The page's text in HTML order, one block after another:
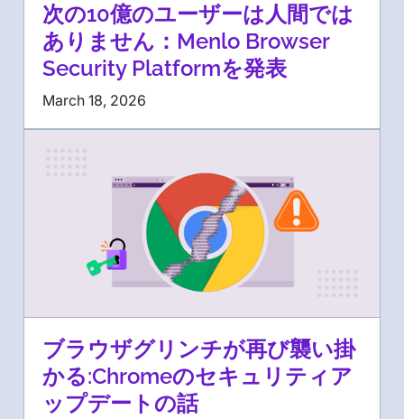
次の10億のユーザーは人間では
ありません：Menlo Browser
Security Platformを発表
March 18, 2026
ブラウザグリンチが再び襲い掛
かる:Chromeのセキュリティア
ップデートの話